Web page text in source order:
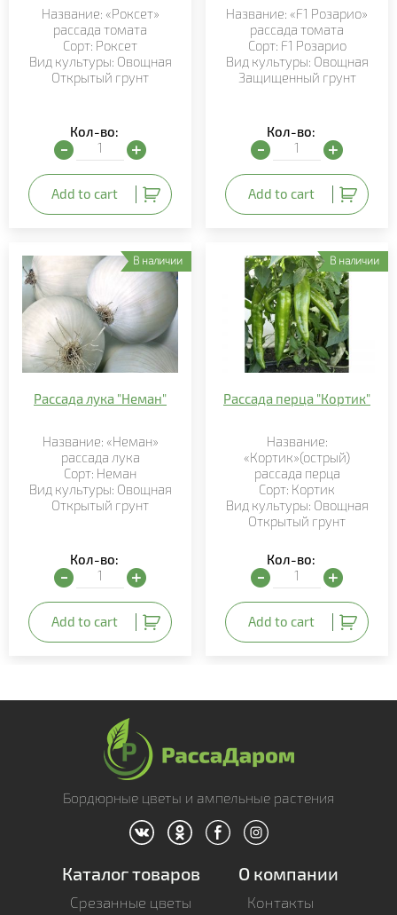
Название: «Роксет»
рассада томата
Сорт: Роксет
Вид культуры: Овощная
Открытый грунт
Кол-во:
Рассада томата "Роксет" quantity
Add to cart
Название: «F1 Розарио»
рассада томата
Сорт: F1 Розарио
Вид культуры: Овощная
Защищенный грунт
Кол-во:
Рассада томата "F1
Add to cart
В наличии
Рассада лука "Неман"
Название: «Неман»
рассада лука
Сорт: Неман
Вид культуры: Овощная
Открытый грунт
Кол-во:
Рассада лука "Неман" quantity
Add to cart
В наличии
Рассада перца "Кортик"
Название:
«Кортик»(острый)
рассада перца
Сорт: Кортик
Вид культуры: Овощная
Открытый грунт
Кол-во:
Рассада перца
Add to cart
Бордюрные цветы и ампельные растения
Каталог товаров
Срезанные цветы
О компании
Контакты